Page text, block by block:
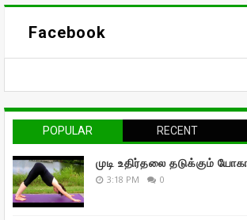
Facebook
POPULAR RECENT
முடி உதிர்தலை தடுக்கும்
3:18 PM 0